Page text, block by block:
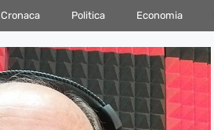
Cronaca Politica Economia